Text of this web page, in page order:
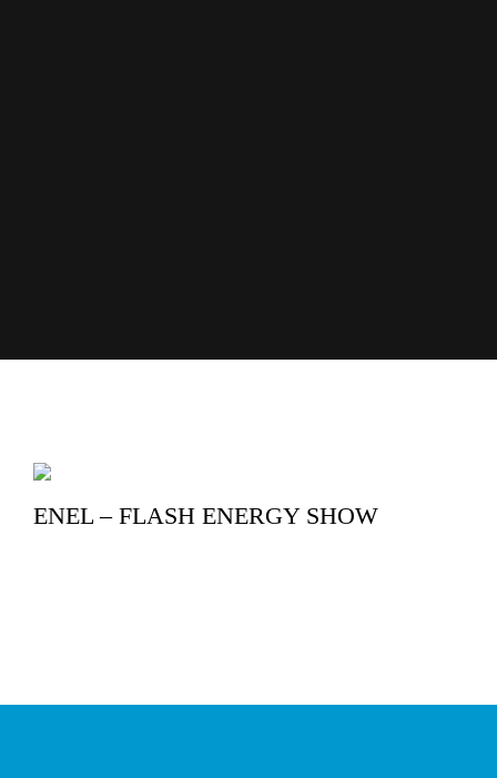
ENEL – FLASH ENERGY SHOW